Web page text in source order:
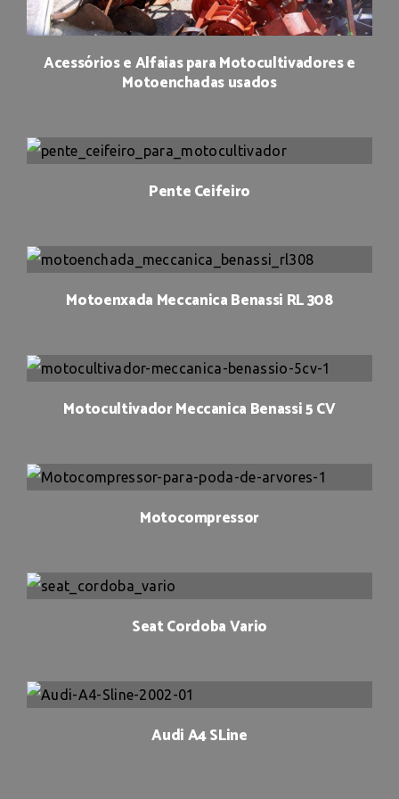
Acessórios e Alfaias para Motocultivadores e
Motoenchadas usados
Pente Ceifeiro
Motoenxada Meccanica Benassi RL 308
Motocultivador Meccanica Benassi 5 CV
Motocompressor
Seat Cordoba Vario
Audi A4 SLine